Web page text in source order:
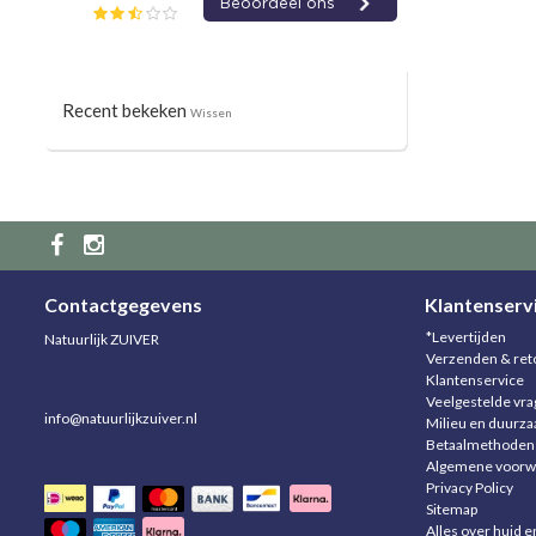
Recent bekeken Wissen
Contactgegevens
Natuurlijk ZUIVER
info@natuurlijkzuiver.nl
*Levertijden
Verzenden &
Klantenservice
Veelgestelde
Milieu en
Betaalmethoden
Algemene
Privacy Policy
Sitemap
Alles over huid